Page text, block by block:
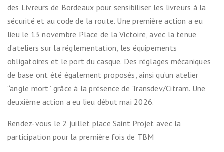
des Livreurs de Bordeaux pour sensibiliser les livreurs à la
sécurité et au code de la route. Une première action a eu
lieu le 13 novembre Place de la Victoire, avec la tenue
d’ateliers sur la réglementation, les équipements
obligatoires et le port du casque. Des réglages mécaniques
de base ont été également proposés, ainsi qu’un atelier
“angle mort” grâce à la présence de Transdev/Citram. Une
deuxième action a eu lieu début mai 2026.
Rendez-vous le 2 juillet place Saint Projet avec la
participation pour la première fois de TBM